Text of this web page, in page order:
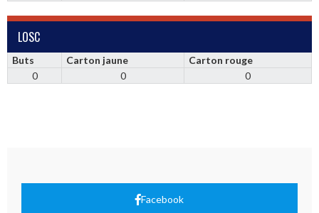
LOSC
Buts Carton jaune
Carton rouge
0
0 0
Facebook